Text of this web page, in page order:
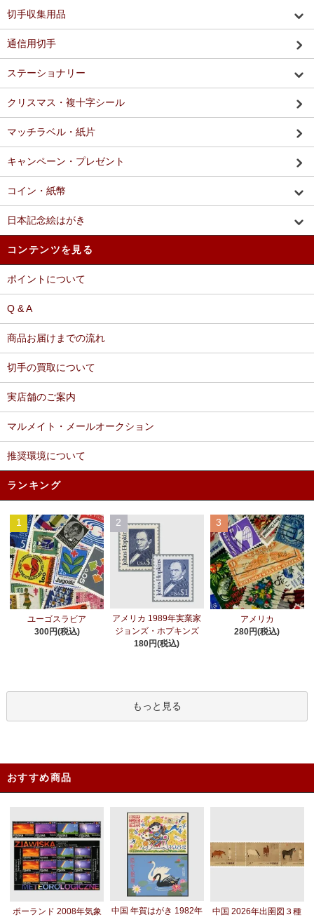
切手収集用品
通信用切手
ステーショナリー
クリスマス・複十字シール
マッチラベル・紙片
キャンペーン・プレゼント
コイン・紙幣
日本記念絵はがき
コンテンツを見る
ポイントについて
Q & A
商品お届けまでの流れ
切手の買取について
実店舗のご案内
マルメイト・メールオークション
推奨環境について
ランキング
1
ユーゴスラビア
300円(税込)
2
アメリカ 1989年実業家
ジョンズ・ホプキンズ
180円(税込)
3
アメリカ
280円(税込)
もっと見る
おすすめ商品
ポーランド 2008年気象
中国 年賀はがき 1982年
中国 2026年出圉図３種